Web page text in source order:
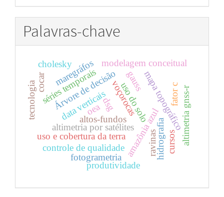
por
Palavras-chave
data verticais
amazônia azul
voçorocas
ravinas
uso do solo
Árvore de decisão
altimetria por satélites mapa topográfico
uso e cobertura da terra
modelagem conceitual
controle de qualidade
séries temporais altimetria gnss-r
maregráfos
hidrografia
altos-fundos
fotogrametria
cocar
dsg fator c
gauss
cholesky
tecnologia
produtividade
oea
cursos